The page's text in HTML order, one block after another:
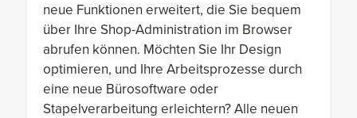
neue Funktionen erweitert, die Sie bequem
über Ihre Shop-Administration im Browser
abrufen können. Möchten Sie Ihr Design
optimieren, und Ihre Arbeitsprozesse durch
eine neue Bürosoftware oder
Stapelverarbeitung erleichtern? Alle neuen